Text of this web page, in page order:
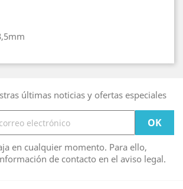
últimas noticias y ofertas especiales
en cualquier momento. Para ello,
de contacto en el aviso legal.